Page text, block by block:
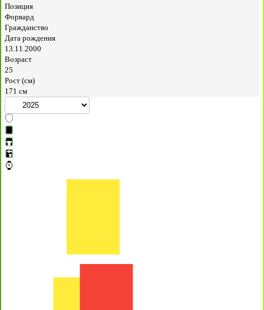
Позиция
Форвард
Гражданство
Дата рождения
13.11.2000
Возраст
25
Рост (см)
171 см